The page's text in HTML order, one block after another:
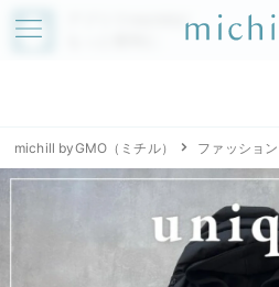
アプリでmichillが
michill byGMO（ミチル） ファッション